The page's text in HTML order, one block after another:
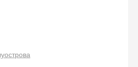
−5%
Оставь почту и получи
первое бронирование!